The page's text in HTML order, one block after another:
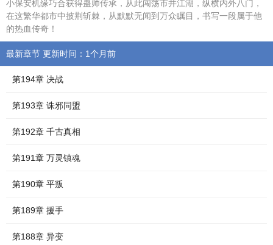
小保安机缘巧合获得蛊师传承，从此闯荡市井江湖，纵横内外八门，
在这繁华都市中披荆斩棘，从默默无闻到万众瞩目，书写一段属于他
的热血传奇！
最新章节 更新时间：1个月前
第194章 决战
第193章 诛邪同盟
第192章 千古真相
第191章 万灵镇魂
第190章 平叛
第189章 援手
第188章 异变